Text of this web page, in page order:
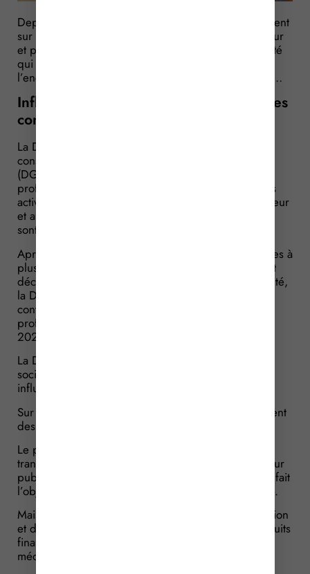
Depuis plusieurs années les influenceurs se retrouvent
sur le devant de la scène médiatique pour le meilleur
et pour le pire. Une montée en puissance de l’activité
qui a amené le Gouvernement à légiférer pour
l’encadrer… et la DGCCRF à réaliser des contrôles…
Influence commerciale : trop d’anomalies
constatées
La Direction générale de la concurrence, de la
consommation et de la répression des fraudes
(DGCCRF) enquête régulièrement auprès de
professionnels afin de s’assurer qu’ils exercent leurs
activités conformément aux réglementations en vigueur
et ainsi, que les droits des consommateurs français
sont bien respectés.
Après que l’activité d’influenceur ait fait les gros titres à
plusieurs reprises et après que le Gouvernement ait
décidé d’adopter un texte pour encadrer cette activité,
la DGCCRF a décidé de partager le bilan de ses
contrôles effectués auprès de ces nouveaux
professionnels du numérique au cours des années
2022 et 2023.
La Direction s’est en effet rendue sur les réseaux
sociaux pour étudier à la source les pratiques des
influenceurs.
Sur plus de 300 contrôles effectués, la moitié révèlent
des anomalies.
Le plus souvent, le problème vient de l’absence de
transparence des influenceurs, qui n’informe pas leur
public lorsque la promotion qu’ils font d’un produit fait
l’objet d’une opération commerciale avec la marque.
Mais plusieurs cas révèlent également de la promotion
et de la vente de produits illicites, comme des produits
financiers, de la contrefaçon ou des produits
médicaux.